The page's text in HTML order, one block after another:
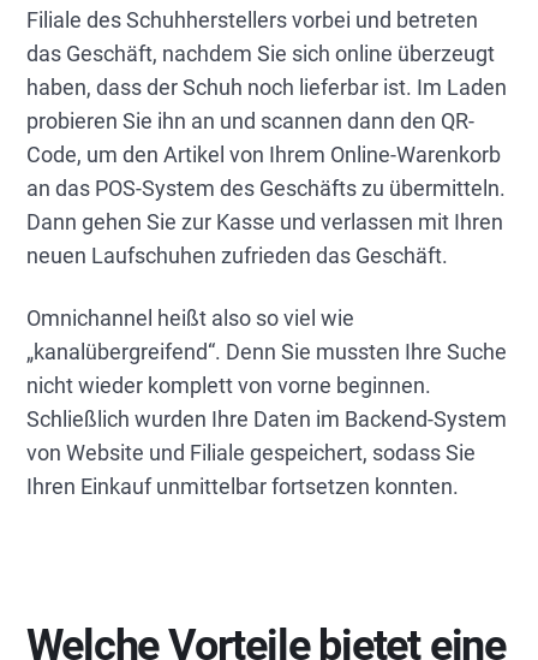
Filiale des Schuhherstellers vorbei und betreten
das Geschäft, nachdem Sie sich online überzeugt
haben, dass der Schuh noch lieferbar ist. Im Laden
probieren Sie ihn an und scannen dann den QR-
Code, um den Artikel von Ihrem Online-Warenkorb
an das POS-System des Geschäfts zu übermitteln.
Dann gehen Sie zur Kasse und verlassen mit Ihren
neuen Laufschuhen zufrieden das Geschäft.
Omnichannel heißt also so viel wie
„kanalübergreifend“. Denn Sie mussten Ihre Suche
nicht wieder komplett von vorne beginnen.
Schließlich wurden Ihre Daten im Backend-System
von Website und Filiale gespeichert, sodass Sie
Ihren Einkauf unmittelbar fortsetzen konnten.
Welche Vorteile bietet eine